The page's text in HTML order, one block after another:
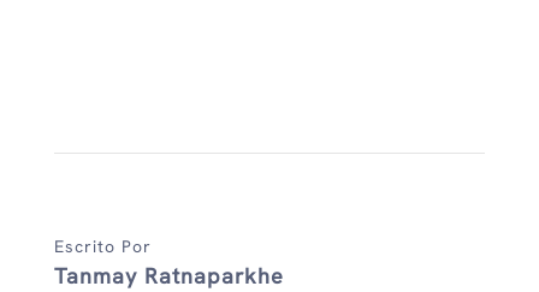
Escrito Por
Tanmay Ratnaparkhe